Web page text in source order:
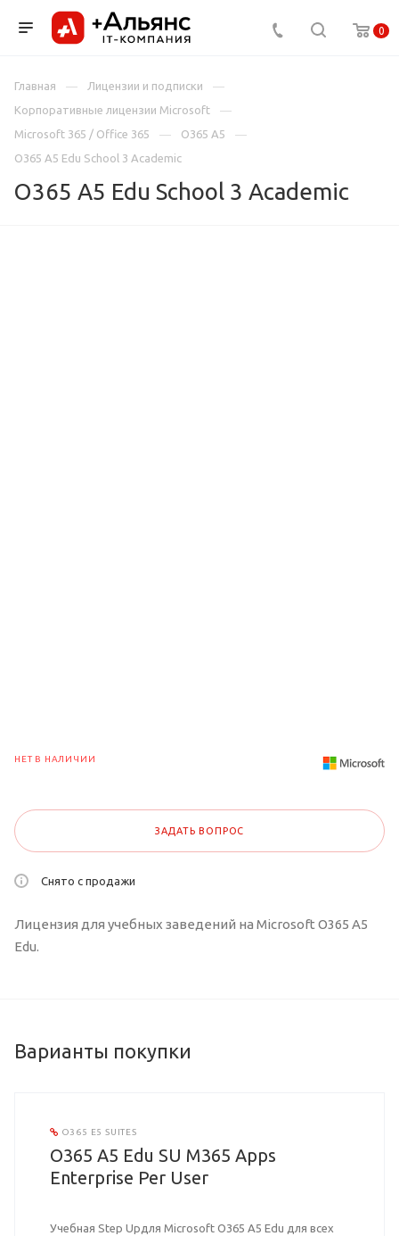
0
Главная
Лицензии и подписки
Корпоративные лицензии Microsoft
Microsoft 365 / Office 365
O365 A5
O365 A5 Edu School 3 Academic
O365 A5 Edu School 3 Academic
НЕТ В НАЛИЧИИ
ЗАДАТЬ ВОПРОС
Снято с продажи
Лицензия для учебных заведений на Microsoft O365 A5
Edu.
Варианты покупки
O365 E5 SUITES
O365 A5 Edu SU M365 Apps
Enterprise Per User
Учебная Step Upдля Microsoft O365 A5 Edu для всех